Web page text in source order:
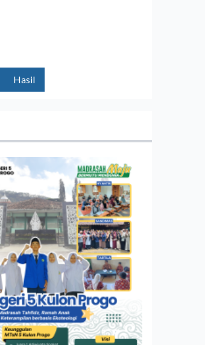
Hasil